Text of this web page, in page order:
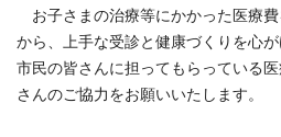
お子さまの治療等にかかった医療
から、上手な受診と健康づくりを心
市民の皆さんに担ってもらっている
さんのご協力をお願いいたします。